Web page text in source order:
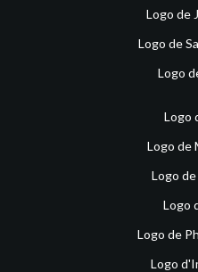
Logo de
Logo de
Logo
Logo
Logo de
Logo
Logo
Logo de
Logo